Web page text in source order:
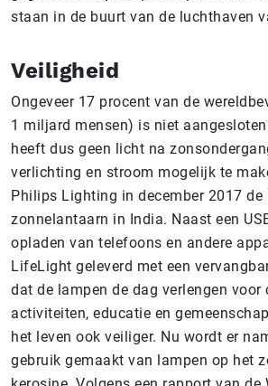
staan in de buurt van de luchthaven
Veiligheid
Ongeveer 17 procent van de
1 miljard mensen) is niet
heeft dus geen licht na
verlichting en stroom mogelijk te
Philips Lighting in december 2017
zonnelantaarn in India. Naast een
opladen van telefoons en andere
LifeLight geleverd met een
dat de lampen de dag verlengen voor
activiteiten, educatie en
het leven ook veiliger. Nu wordt er
gebruik gemaakt van lampen op het